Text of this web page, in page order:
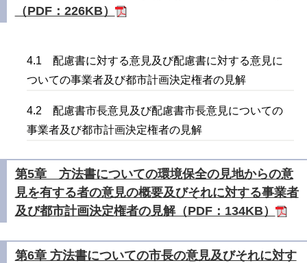
（PDF：226KB）
4.1 配慮書に対する意見及び配慮書に対する意見に
ついての事業者及び都市計画決定権者の見解
4.2 配慮書市長意見及び配慮書市長意見についての
事業者及び都市計画決定権者の見解
第5章 方法書についての環境保全の見地からの意
見を有する者の意見の概要及びそれに対する事業者
及び都市計画決定権者の見解（PDF：134KB）
第6章 方法書についての市長の意見及びそれに対す